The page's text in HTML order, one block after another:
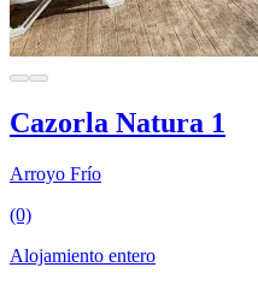
Cazorla Natura 1
Arroyo Frío
(0)
Alojamiento entero